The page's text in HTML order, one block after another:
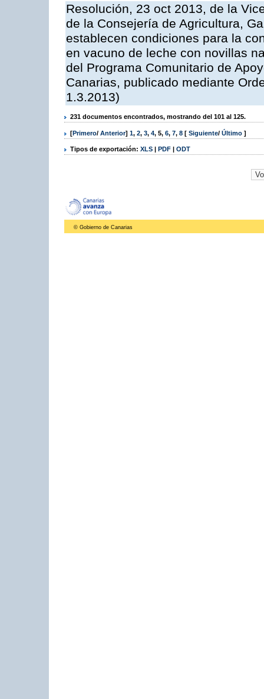
Resolución, 23 oct 2013, de la
de la Consejería de Agricultura,
establecen condiciones para la
en vacuno de leche con novillas
del Programa Comunitario de
Canarias, publicado mediante
1.3.2013)
231 documentos encontrados, mostrando del 101 al 125.
[Primero/ Anterior] 1, 2, 3, 4, 5, 6, 7, 8 [ Siguiente/ Último ]
Tipos de exportación: XLS | PDF | ODT
© Gobierno de Canarias